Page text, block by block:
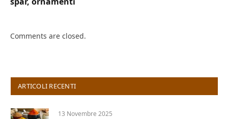
Comments are closed.
ARTICOLI RECENTI
13 Novembre 2025